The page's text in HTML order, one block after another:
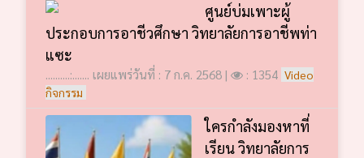
ศูนย์บ่มเพาะผู้
ประกอบการอาชีวศึกษา วิทยาลัยการอาชีพท่า
แซะ
..........:....... เผยแพร่วันที่ : 7 ก.ค. 2568 | : 1354 Video
กิจกรรม
ใครกำลังมองหาที่
เรียน วิทยาลัยการ